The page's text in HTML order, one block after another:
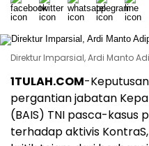
Direktur Imparsial, Ardi Manto
1TULAH.COM-
pergantian jabatan
(BAIS) TNI pasca-kasus
terhadap aktivis KontraS,